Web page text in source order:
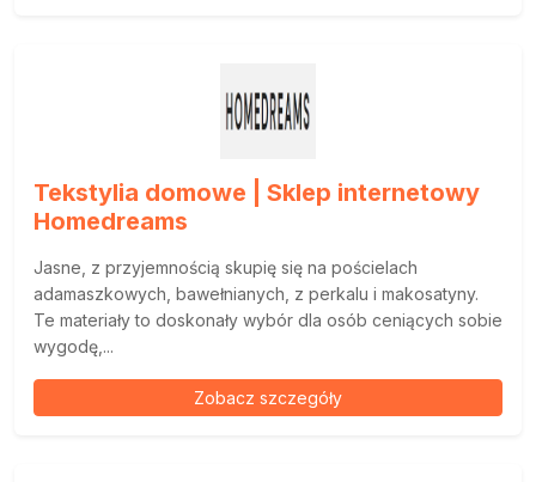
Tekstylia domowe | Sklep internetowy
Homedreams
Jasne, z przyjemnością skupię się na pościelach
adamaszkowych, bawełnianych, z perkalu i makosatyny.
Te materiały to doskonały wybór dla osób ceniących sobie
wygodę,...
Zobacz szczegóły